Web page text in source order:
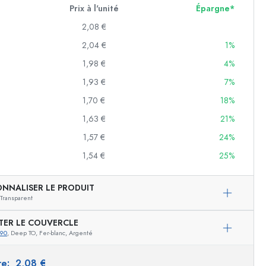
Prix à l'unité
Épargne*
2,08 €
2,04 €
1%
1,98 €
4%
1,93 €
7%
1,70 €
18%
1,63 €
21%
1,57 €
24%
1,54 € 25%
LE PRODUIT
Transparent
LE COUVERCLE
, Deep TO, Fer-blanc, Argenté